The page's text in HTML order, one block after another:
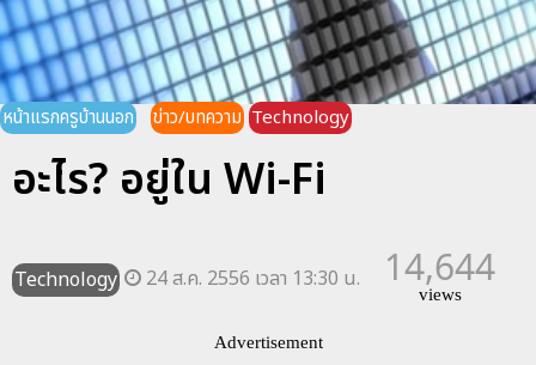
หน้าแรกครูบ้านนอก ข่าว/บทความ Technology
อะไร? อยู่ใน Wi-Fi
Technology 24 ส.ค. 2556 เวลา 13:30 น. 14,644
views
Advertisement